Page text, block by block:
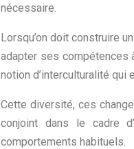
nécessaire.
Lorsqu’on doit construire
adapter ses compétences
notion d’interculturalité qui
Cette diversité, ces
conjoint dans le cadre
comportements habituels.